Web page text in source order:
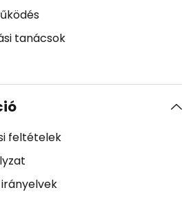
tanácsok
feltételek